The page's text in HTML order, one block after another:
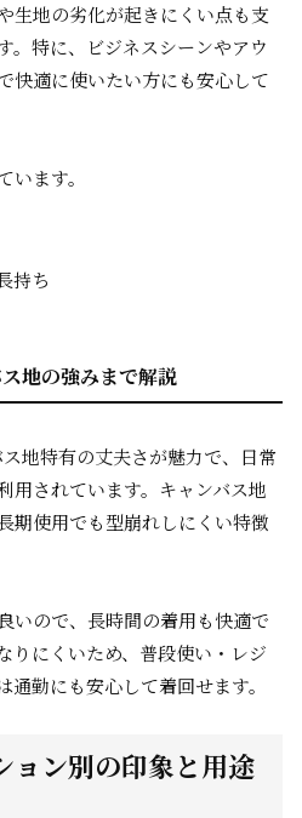
生地の劣化が起きにくい点も支
。特に、ビジネスシーンやアウ
快適に使いたい方にも安心して
ます。
持ち
地の強みまで解説
地特有の丈夫さが魅力で、日常
用されています。キャンバス地
期使用でも型崩れしにくい特徴
いので、長時間の着用も快適で
りにくいため、普段使い・レジ
勤にも安心して着回せます。
ョン別の印象と用途